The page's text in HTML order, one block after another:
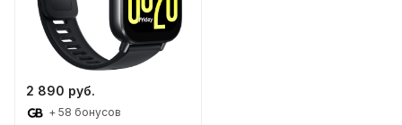
2 890 руб.
+ 58 бонусов